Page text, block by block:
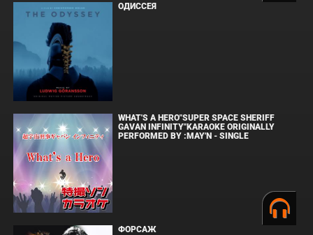
ОДИССЕЯ
WHAT'S A HERO"SUPER SPACE SHERIFF
GAVAN INFINITY"KARAOKE ORIGINALLY
PERFORMED BY :MAY'N - SINGLE
ФОРСАЖ